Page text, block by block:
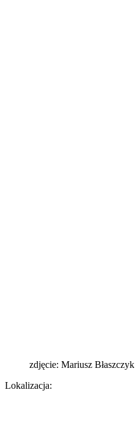
zdjęcie: Mariusz Błaszczyk
Lokalizacja: